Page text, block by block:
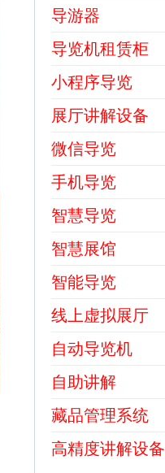
导游器
导览机租赁柜
小程序导览
展厅讲解设备
微信导览
手机导览
智慧导览
智慧展馆
智能导览
线上虚拟展厅
自动导览机
自助讲解
藏品管理系统
高精度讲解设备